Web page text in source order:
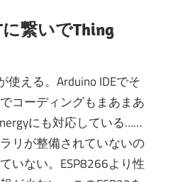
に繋いでThing
使える。Arduino IDEでそ
コーディングもまあまあ
にも対応している……
リが整備されていないの
いない。ESP8266より性